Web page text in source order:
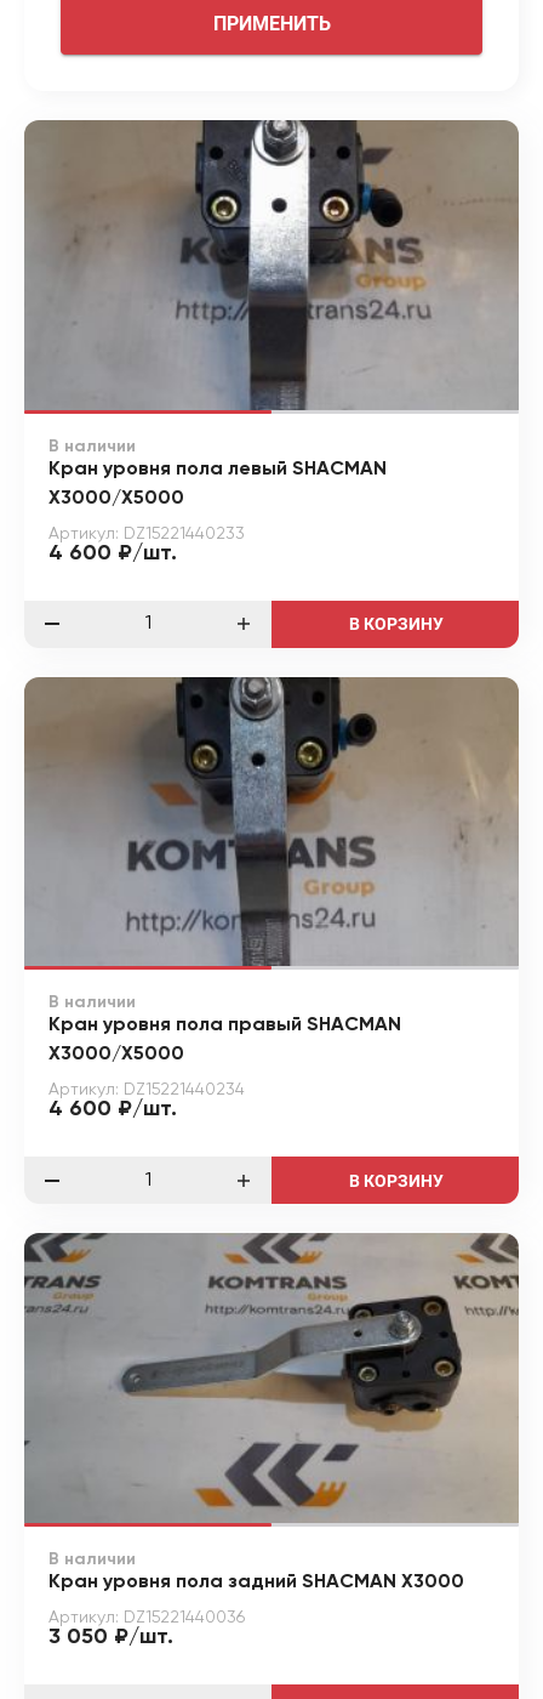
ПРИМЕНИТЬ
В наличии
Кран уровня пола левый SHACMAN
X3000/X5000
Артикул: DZ15221440233
4 600 ₽/шт.
В КОРЗИНУ
В наличии
Кран уровня пола правый SHACMAN
X3000/X5000
Артикул: DZ15221440234
4 600 ₽/шт.
В КОРЗИНУ
В наличии
Кран уровня пола задний SHACMAN X3000
Артикул: DZ15221440036
3 050 ₽/шт.